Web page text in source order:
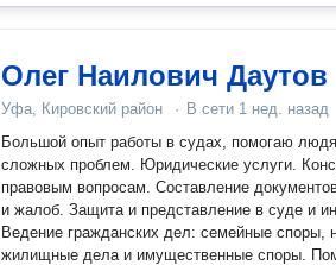
Олег Наилович Даутов
Уфа, Кировский район · В сети 1 нед. назад
Большой опыт работы в судах, помогаю
сложных проблем. Юридические услуги.
правовым вопросам. Составление
и жалоб. Защита и представление в суде и
Ведение гражданских дел: семейные споры,
жилищные дела и имущественные споры.